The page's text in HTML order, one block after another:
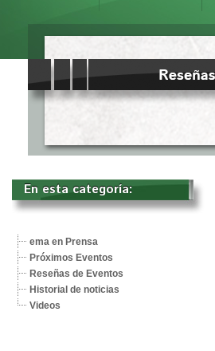
En esta categoría:
ema en Prensa
Próximos Eventos
Reseñas de Eventos
Historial de noticias
Videos